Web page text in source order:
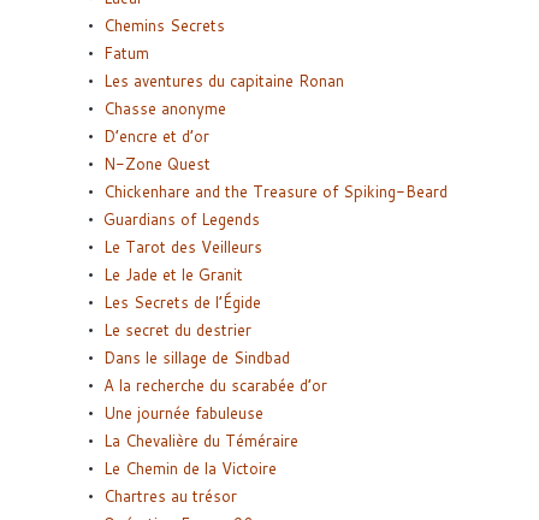
Chemins Secrets
Fatum
Les aventures du capitaine Ronan
Chasse anonyme
D’encre et d’or
N-Zone Quest
Chickenhare and the Treasure of Spiking-Beard
Guardians of Legends
Le Tarot des Veilleurs
Le Jade et le Granit
Les Secrets de l’Égide
Le secret du destrier
Dans le sillage de Sindbad
A la recherche du scarabée d’or
Une journée fabuleuse
La Chevalière du Téméraire
Le Chemin de la Victoire
Chartres au trésor